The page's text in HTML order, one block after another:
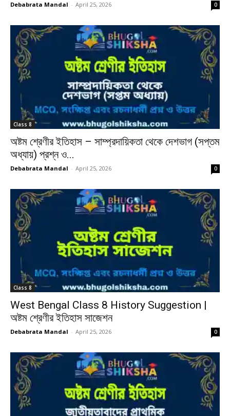
Debabrata Mandal - April 25, 2026 0
Class 8
অষ্টম শ্রেণীর ইতিহাস – সাম্প্রদায়িকতা থেকে দেশভাগ (সপ্তম
অধ্যায়) প্রশ্ন ও...
Debabrata Mandal - April 25, 2026 0
Class 8
West Bengal Class 8 History Suggestion |
অষ্টম শ্রেণীর ইতিহাস সাজেশন
Debabrata Mandal - April 25, 2026 0